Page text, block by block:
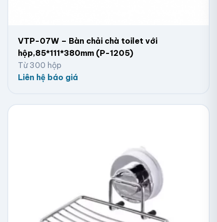
VTP-07W – Bàn chải chà toilet với
hộp,85*111*380mm (P-1205)
Từ 300 hộp
Liên hệ báo giá